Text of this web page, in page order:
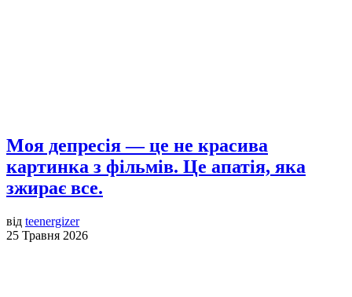
Моя депресія — це не красива
картинка з фільмів. Це апатія, яка
зжирає все.
від teenergizer
25 Травня 2026